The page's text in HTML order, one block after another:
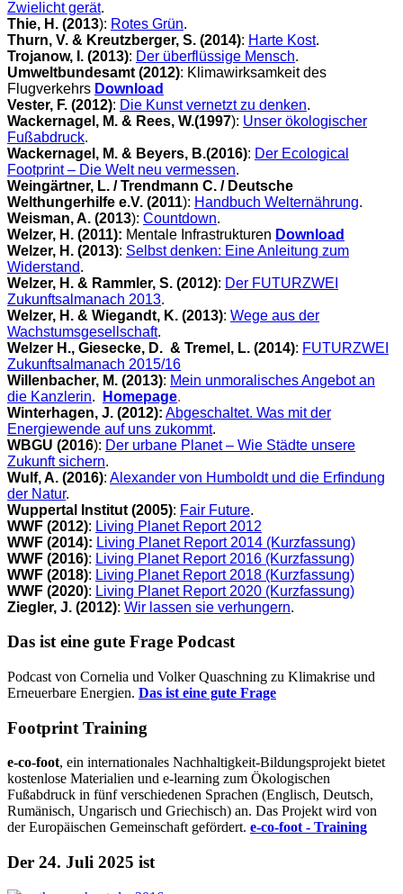
Zwielicht gerät.
Thie, H. (2013): Rotes Grün.
Thurn, V. & Kreutzberger, S. (2014): Harte Kost.
Trojanow, I. (2013): Der überflüssige Mensch.
Umweltbundesamt (2012): Klimawirksamkeit des
Flugverkehrs Download
Vester, F. (2012): Die Kunst vernetzt zu denken.
Wackernagel, M. & Rees, W.(1997): Unser ökologischer
Fußabdruck.
Wackernagel, M. & Beyers, B.(2016): Der Ecological
Footprint – Die Welt neu vermessen.
Weingärtner, L. / Trendmann C. / Deutsche
Welthungerhilfe e.V. (2011): Handbuch Welternährung.
Weisman, A. (2013): Countdown.
Welzer, H. (2011): Mentale Infrastrukturen Download
Welzer, H. (2013): Selbst denken: Eine Anleitung zum
Widerstand.
Welzer, H. & Rammler, S. (2012): Der FUTURZWEI
Zukunftsalmanach 2013.
Welzer, H. & Wiegandt, K. (2013): Wege aus der
Wachstumsgesellschaft.
Welzer H., Giesecke, D. & Tremel, L. (2014): FUTURZWEI
Zukunftsalmanach 2015/16
Willenbacher, M. (2013): Mein unmoralisches Angebot an
die Kanzlerin. Homepage.
Winterhagen, J. (2012): Abgeschaltet. Was mit der
Energiewende auf uns zukommt.
WBGU (2016): Der urbane Planet – Wie Städte unsere
Zukunft sichern.
Wulf, A. (2016): Alexander von Humboldt und die Erfindung
der Natur.
Wuppertal Institut (2005): Fair Future.
WWF (2012): Living Planet Report 2012
WWF (2014): Living Planet Report 2014 (Kurzfassung)
WWF (2016): Living Planet Report 2016 (Kurzfassung)
WWF (2018): Living Planet Report 2018 (Kurzfassung)
WWF (2020): Living Planet Report 2020 (Kurzfassung)
Ziegler, J. (2012): Wir lassen sie verhungern.
Das ist eine gute Frage Podcast
Podcast von Cornelia und Volker Quaschning zu Klimakrise und
Erneuerbare Energien. Das ist eine gute Frage
Footprint Training
e-co-foot, ein internationales Nachhaltigkeit-Bildungsprojekt bietet
kostenlose Materialien und e-learning zum Ökologischen
Fußabdruck in fünf verschiedenen Sprachen (Englisch, Deutsch,
Rumänisch, Ungarisch und Griechisch) an. Das Projekt wird von
der Europäischen Gemeinschaft gefördert. e-co-foot - Training
Der 24. Juli 2025 ist